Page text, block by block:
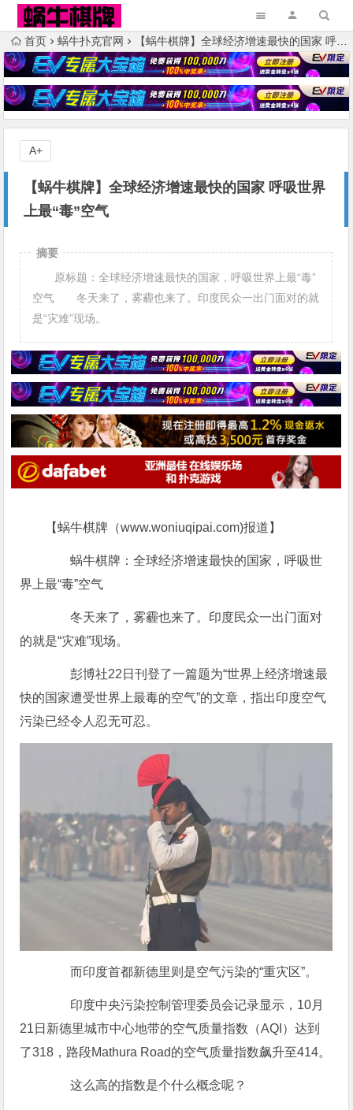
首页 蜗牛扑克官网 【蜗牛棋牌】全球经济增速最快的国家 呼吸世界上最“毒”空气
【蜗牛棋牌】全球经济增速最快的国家 呼吸世界
上最“毒”空气
A+
摘要
原标题：全球经济增速最快的国家，呼吸世界上最“毒”
空气 冬天来了，雾霾也来了。印度民众一出门面对的就
是“灾难”现场。
【蜗牛棋牌（www.woniuqipai.com)报道】
蜗牛棋牌：全球经济增速最快的国家，呼吸世
界上最“毒”空气
冬天来了，雾霾也来了。印度民众一出门面对
的就是“灾难”现场。
彭博社22日刊登了一篇题为“世界上经济增速最
快的国家遭受世界上最毒的空气”的文章，指出印度空气
污染已经令人忍无可忍。
而印度首都新德里则是空气污染的“重灾区”。
印度中央污染控制管理委员会记录显示，10月
21日新德里城市中心地带的空气质量指数（AQI）达到
了318，路段Mathura Road的空气质量指数飙升至414。
这么高的指数是个什么概念呢？